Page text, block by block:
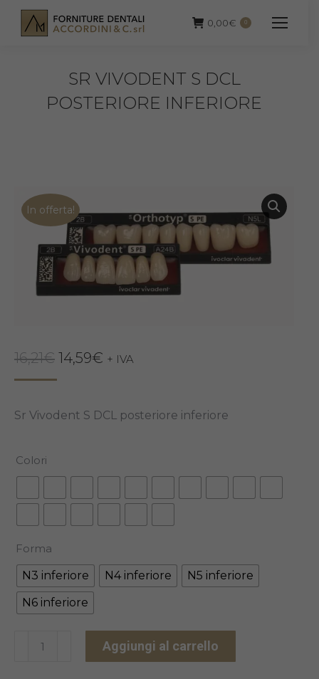
0,00€ 0
SR VIVODENT S DCL
POSTERIORE INFERIORE
In offerta!
16,21€ Il
era:
14,59€ Il
è:
+ IVA
Sr Vivodent S DCL posteriore inferiore
Colori
Forma
N3 inferiore
N4 inferiore
N5 inferiore
N6 inferiore
Aggiungi al carrello